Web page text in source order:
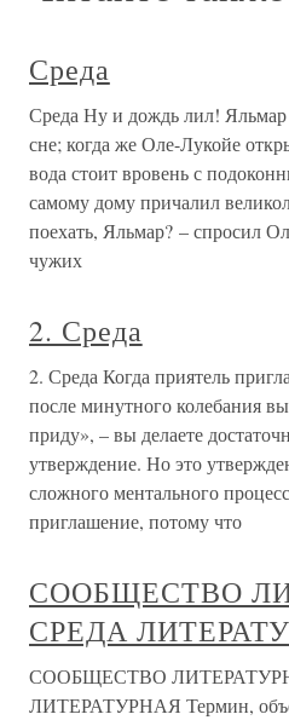
Среда
Среда Ну и дождь лил!
сне; когда же Оле-Лукойе
вода стоит вровень с
самому дому причалил
поехать, Яльмар? – спросил
чужих
2. Среда
2. Среда Когда приятель
после ми­нутного колебания
приду», – вы делаете
утверждение. Но это
сложного ментального
приглашение, потому что
СООБЩЕСТВО
СРЕДА
СООБЩЕСТВО
ЛИТЕРАТУРНАЯ Термин,